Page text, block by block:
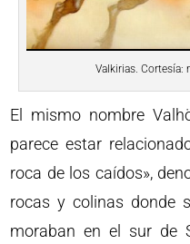
Valkirias. Cortesía:
El mismo nombre
parece estar
roca de los caídos»,
rocas y colinas donde
moraban en el sur de